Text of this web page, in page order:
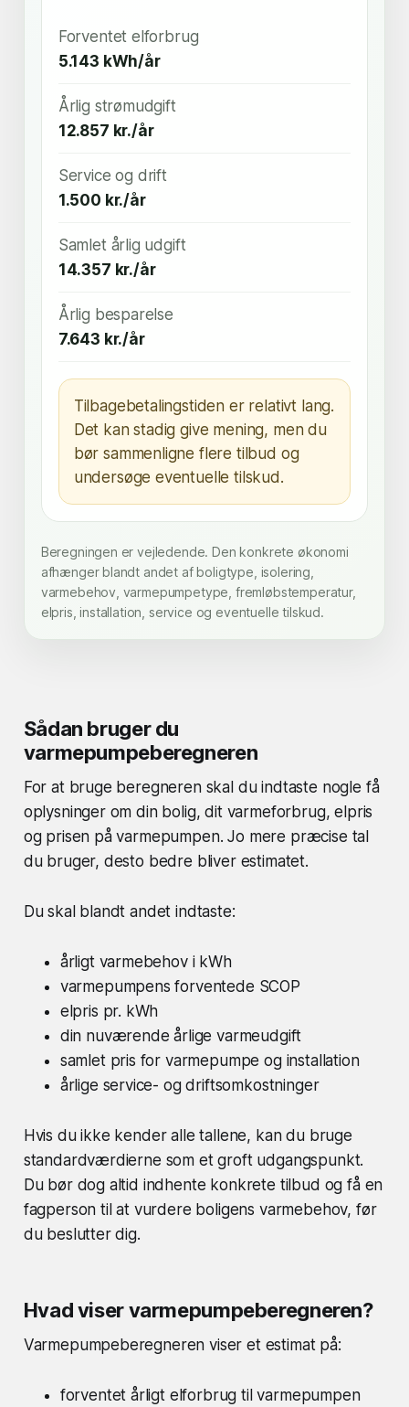
Forventet elforbrug
5.143 kWh/år
Årlig strømudgift
12.857 kr./år
Service og drift
1.500 kr./år
Samlet årlig udgift
14.357 kr./år
Årlig besparelse
7.643 kr./år
Tilbagebetalingstiden er relativt lang.
Det kan stadig give mening, men du
bør sammenligne flere tilbud og
undersøge eventuelle tilskud.
Beregningen er vejledende. Den konkrete økonomi
afhænger blandt andet af boligtype, isolering,
varmebehov, varmepumpetype, fremløbstemperatur,
elpris, installation, service og eventuelle tilskud.
Sådan bruger du
varmepumpeberegneren
For at bruge beregneren skal du indtaste nogle få
oplysninger om din bolig, dit varmeforbrug, elpris
og prisen på varmepumpen. Jo mere præcise tal
du bruger, desto bedre bliver estimatet.
Du skal blandt andet indtaste:
årligt varmebehov i kWh
varmepumpens forventede SCOP
elpris pr. kWh
din nuværende årlige varmeudgift
samlet pris for varmepumpe og installation
årlige service- og driftsomkostninger
Hvis du ikke kender alle tallene, kan du bruge
standardværdierne som et groft udgangspunkt.
Du bør dog altid indhente konkrete tilbud og få en
fagperson til at vurdere boligens varmebehov, før
du beslutter dig.
Hvad viser varmepumpeberegneren?
Varmepumpeberegneren viser et estimat på:
forventet årligt elforbrug til varmepumpen